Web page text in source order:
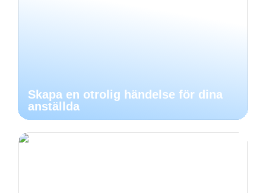
Skapa en otrolig händelse för dina
anställda